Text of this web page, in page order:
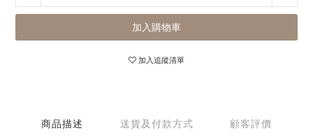
加入購物車
加入追蹤清單
商品描述 送貨及付款方式 顧客評價